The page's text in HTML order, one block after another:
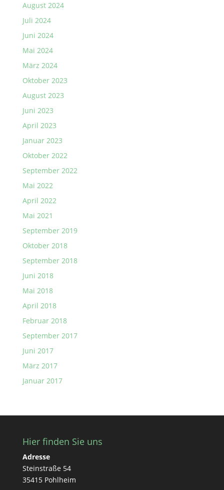
August 2024
Juli 2024
Juni 2024
Mai 2024
März 2024
Oktober 2023
August 2023
Juni 2023
April 2023
Januar 2023
Oktober 2022
September 2022
Mai 2022
April 2022
Mai 2021
September 2019
Oktober 2018
September 2018
Juni 2018
Mai 2018
April 2018
Februar 2018
September 2017
Juni 2017
März 2017
Januar 2017
Hier finden Sie uns
Adresse
Steinstraße 54
35415 Pohlheim